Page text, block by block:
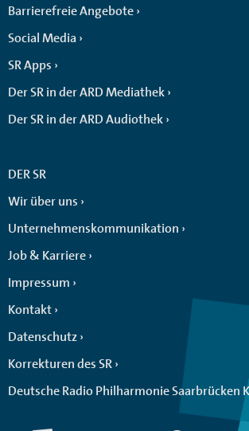
Barrierefreie Angebote
Social Media
SR Apps
Der SR in der ARD Mediathek
Der SR in der ARD Audiothek
DER SR
Wir über uns
Unternehmenskommunikation
Job & Karriere
Impressum
Kontakt
Datenschutz
Korrekturen des SR
Deutsche Radio Philharmonie Saarbrücken